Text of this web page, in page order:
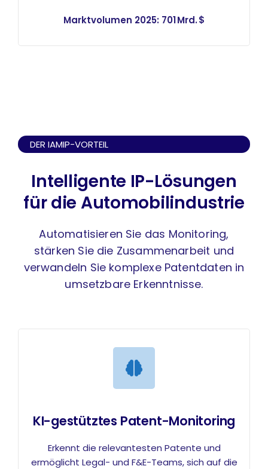
Marktvolumen 2025: 701 Mrd. $
DER IAMIP-VORTEIL
Intelligente IP-Lösungen
für die Automobilindustrie
Automatisieren Sie das Monitoring,
stärken Sie die Zusammenarbeit und
verwandeln Sie komplexe Patentdaten in
umsetzbare Erkenntnisse.
KI-gestütztes Patent-Monitoring
Erkennt die relevantesten Patente und
ermöglicht Legal- und F&E-Teams, sich auf die